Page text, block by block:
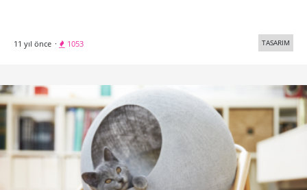
11 yıl önce · 1053 TASARIM